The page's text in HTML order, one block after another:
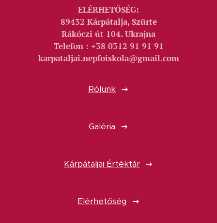
ELÉRHETŐSÉG:
89432 Kárpátalja, Szürte
Rákóczi út 104. Ukrajna
Telefon : +38 0312 91 91 91
karpataljai.nepfoiskola@gmail.com
Rólunk
Galéria
Kárpátaljai Értéktár
Elérhetőség